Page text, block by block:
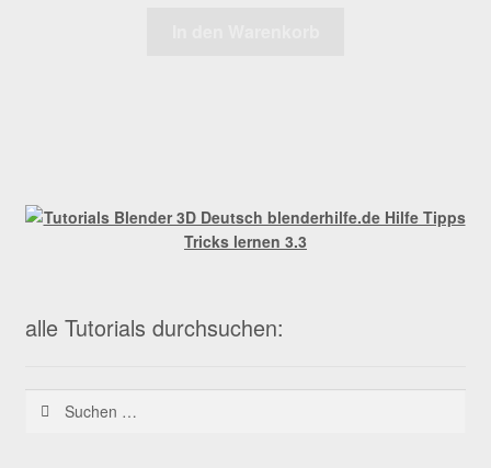
alle Tutorials durchsuchen:
Suchen